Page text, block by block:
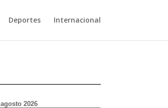
Deportes Internacional
agosto 2026